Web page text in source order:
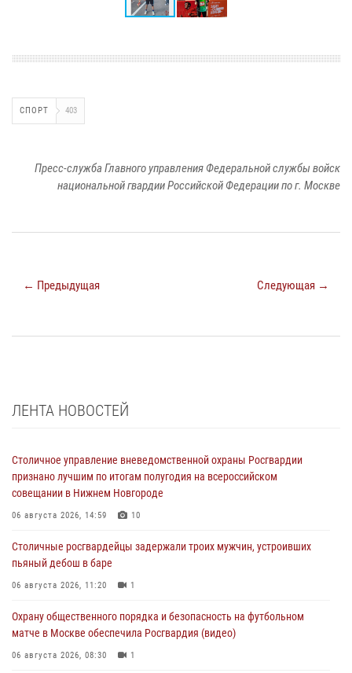
СПОРТ 403
Пресс-служба Главного управления Федеральной службы войск
национальной гвардии Российской Федерации по г. Москве
← Предыдущая Следующая →
ЛЕНТА НОВОСТЕЙ
Столичное управление вневедомственной охраны Росгвардии
признано лучшим по итогам полугодия на всероссийском
совещании в Нижнем Новгороде
06 августа 2026, 14:59 10
Столичные росгвардейцы задержали троих мужчин, устроивших
пьяный дебош в баре
06 августа 2026, 11:20 1
Охрану общественного порядка и безопасность на футбольном
матче в Москве обеспечила Росгвардия (видео)
06 августа 2026, 08:30 1